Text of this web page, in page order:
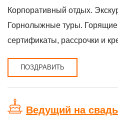
Корпоративный отдых.
Горнолыжные туры.
сертификаты, рассрочки и
ПОЗДРАВИТЬ
Ведущий на